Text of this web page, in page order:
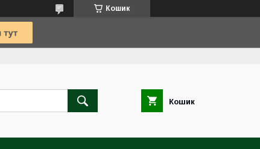
Кошик
Кошик